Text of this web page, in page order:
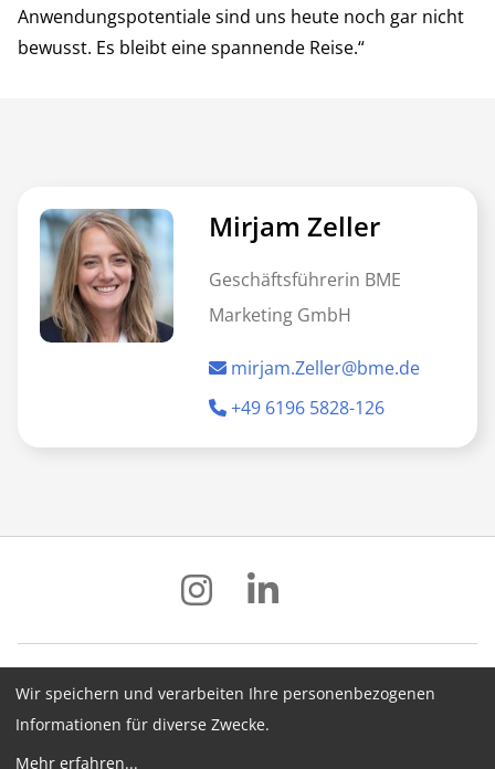
Anwendungspotentiale sind uns heute noch gar nicht
bewusst. Es bleibt eine spannende Reise.“
Mirjam Zeller
Geschäftsführerin BME
Marketing GmbH
mirjam.Zeller@bme.de
+49 6196 5828-126
Impressum Datenschutz
AGB
Hinweisgebersystem
Newsletter
Wir speichern und verarbeiten Ihre personenbezogenen
Informationen für diverse Zwecke.
Mehr erfahren...